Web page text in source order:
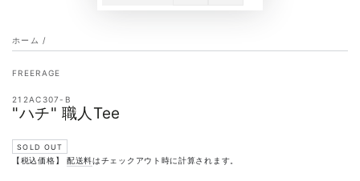
ホーム /
FREERAGE
212AC307-B
"ハチ" 職人Tee
SOLD OUT
【税込価格】 配送料はチェックアウト時に計算されます。